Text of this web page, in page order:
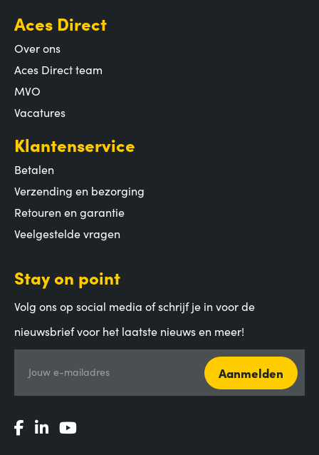
Aces Direct
Over ons
Aces Direct team
MVO
Vacatures
Klantenservice
Betalen
Verzending en bezorging
Retouren en garantie
Veelgestelde vragen
Stay on point
Volg ons op social media of schrijf je in voor de
nieuwsbrief voor het laatste nieuws en meer!
Jouw e-mailadres Aanmelden